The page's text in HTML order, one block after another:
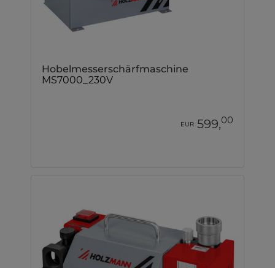
Hobelmesserschärfmaschine
MS7000_230V
EUR 599,00